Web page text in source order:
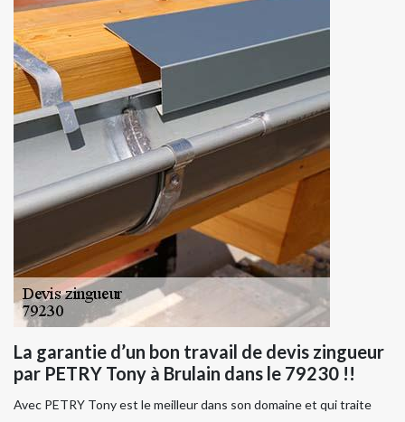
La garantie d’un bon travail de devis zingueur
par PETRY Tony à Brulain dans le 79230 !!
Avec PETRY Tony est le meilleur dans son domaine et qui traite